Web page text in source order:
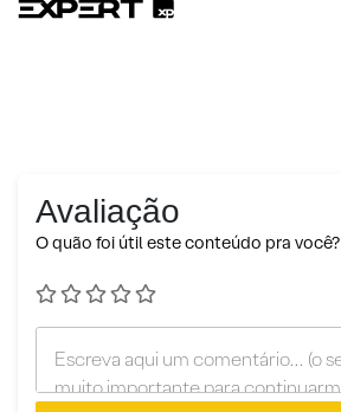
Avaliação
O quão foi útil este conteúdo pra você?